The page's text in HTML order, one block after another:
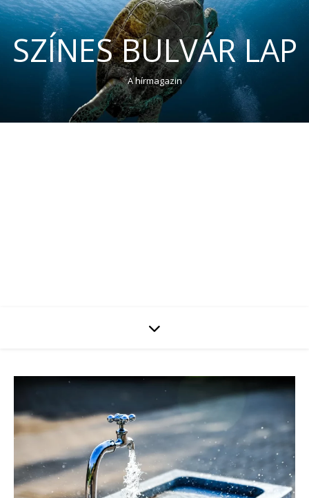
SZÍNES BULVÁR LAP
A hírmagazin